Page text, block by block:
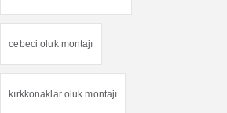
cebeci oluk montajı
kırkkonaklar oluk montajı